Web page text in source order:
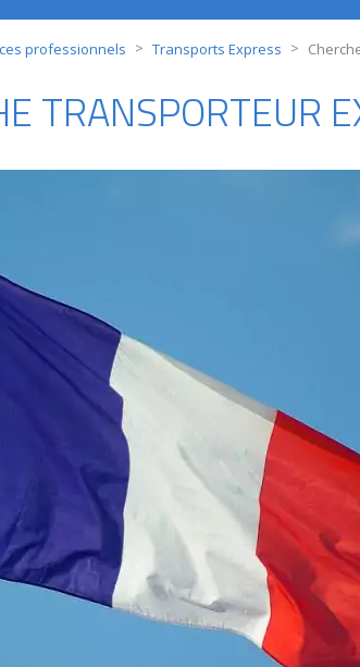
professionnels > Transports Express >
TRANSPORTEUR